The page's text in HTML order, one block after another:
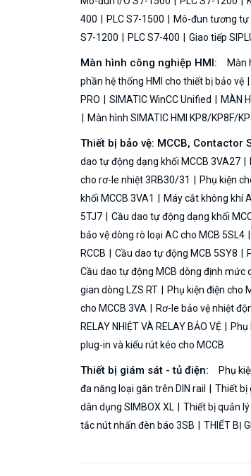
400
PLC S7-1500 Mô-đun tương tự
S7-1200
PLC S7-400 Giao tiếp
Màn hình công nghiệp HMI: Màn
phần hệ thống HMI cho thiết bị bảo vệ
PRO
SIMATIC WinCC Unified MÀN
Màn hình SIMATIC HMI KP8/KP8F/
Thiết bị bảo vệ: MCCB, Contactor
dao tự động dạng khối MCCB 3VA27
cho rơ-le nhiệt 3RB30/31
Phụ kiện
khối MCCB 3VA1
Máy cắt không khí
5TJ7
Cầu dao tự động dạng khối
bảo vệ dòng rò loại AC cho MCB 5SL4
RCCB
Cầu dao tự động MCB 5SY8
Cầu dao tự động MCB dòng định mức
gian dòng LZS RT
Phụ kiện điện cho
cho MCCB 3VA
Rơ-le bảo vệ nhiệt
RELAY NHIỆT VÀ RELAY BẢO VỆ
Phụ
plug-in và kiểu rút kéo cho MCCB
Thiết bị giám sát - tủ điện: Phụ
đa năng loại gắn trên DIN rail
Thiết bị
dân dụng SIMBOX XL
Thiết bị quản
tắc nút nhấn đèn báo 3SB
THIẾT BỊ